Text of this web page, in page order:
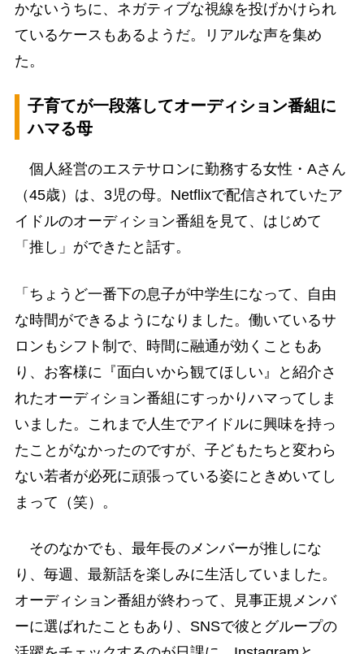
かないうちに、ネガティブな視線を投げかけられ
ているケースもあるようだ。リアルな声を集め
た。
子育てが一段落してオーディション番組に
ハマる母
個人経営のエステサロンに勤務する女性・Aさん
（45歳）は、3児の母。Netflixで配信されていたア
イドルのオーディション番組を見て、はじめて
「推し」ができたと話す。
「ちょうど一番下の息子が中学生になって、自由
な時間ができるようになりました。働いているサ
ロンもシフト制で、時間に融通が効くこともあ
り、お客様に『面白いから観てほしい』と紹介さ
れたオーディション番組にすっかりハマってしま
いました。これまで人生でアイドルに興味を持っ
たことがなかったのですが、子どもたちと変わら
ない若者が必死に頑張っている姿にときめいてし
まって（笑）。
そのなかでも、最年長のメンバーが推しにな
り、毎週、最新話を楽しみに生活していました。
オーディション番組が終わって、見事正規メンバ
ーに選ばれたこともあり、SNSで彼とグループの